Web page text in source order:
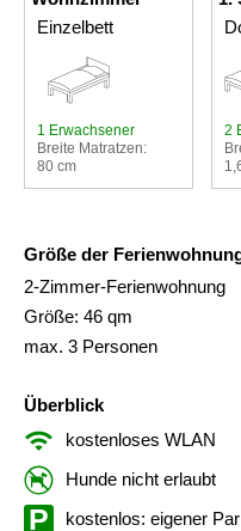
Einzelbett
1 Erwachsener
Breite Matratzen:
80 cm
2
Größe der
2-Zimmer-Ferienwohnung
Größe: 46 qm
max. 3 Personen
Überblick
kostenloses WLAN
Hunde nicht erlaubt
kostenlos: eigener